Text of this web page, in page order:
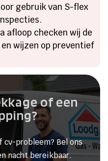
gebruik van S-flex
afloop checken wij de
wijzen op preventief
of een
cv-probleem? Bel ons
nacht bereikbaar.